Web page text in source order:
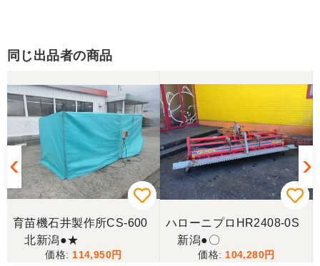
同じ出品者の商品
育苗機石井製作所CS-600
北新潟●★
114,950
ハローニプロHR2408-0S
新潟●〇
104,280